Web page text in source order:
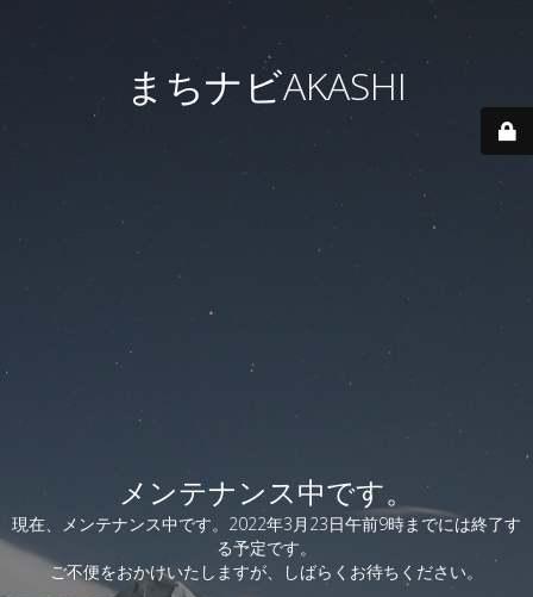
まちナビAKASHI
メンテナンス中です。
現在、メンテナンス中です。2022年3月23日午前9時までには終了す
る予定です。
ご不便をおかけいたしますが、しばらくお待ちください。